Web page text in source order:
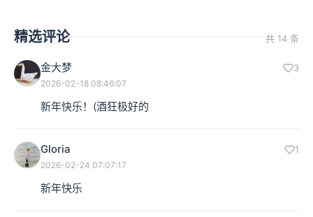
精选评论 共 14 条
金大梦 3
2026-02-18 08:46:07
新年快乐！(酒狂极好的
Gloria 1
2026-02-24 07:07:17
新年快乐